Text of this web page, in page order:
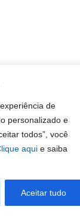
de
personalizado e
todos”, você
aqui e saiba
Aceitar tudo